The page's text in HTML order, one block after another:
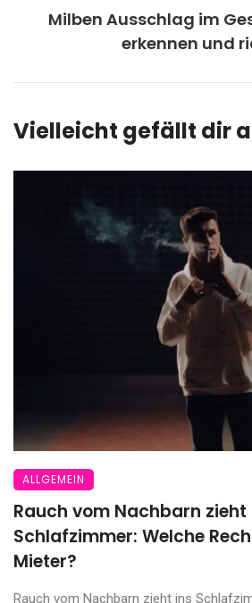
Milben Ausschlag im
erkennen und
Vielleicht gefällt dir
ALLGEMEIN
Rauch vom Nachbarn zieht
Schlafzimmer: Welche
Mieter?
Rauch vom Nachbarn zieht ins